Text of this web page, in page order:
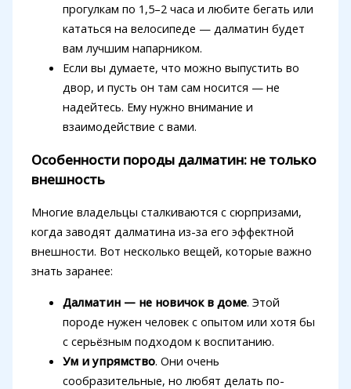
прогулкам по 1,5–2 часа и любите бегать или
кататься на велосипеде — далматин будет
вам лучшим напарником.
Если вы думаете, что можно выпустить во
двор, и пусть он там сам носится — не
надейтесь. Ему нужно внимание и
взаимодействие с вами.
Особенности породы далматин: не только
внешность
Многие владельцы сталкиваются с сюрпризами,
когда заводят далматина из-за его эффектной
внешности. Вот несколько вещей, которые важно
знать заранее:
Далматин — не новичок в доме. Этой
породе нужен человек с опытом или хотя бы
с серьёзным подходом к воспитанию.
Ум и упрямство. Они очень
сообразительные, но любят делать по-